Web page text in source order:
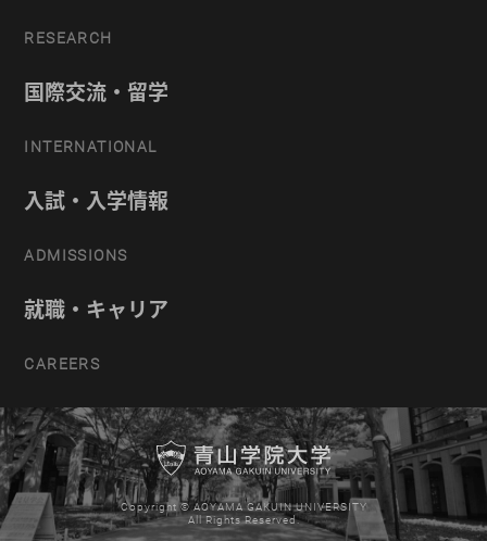
RESEARCH
国際交流・留学
INTERNATIONAL
入試・入学情報
ADMISSIONS
就職・キャリア
CAREERS
Copyright © AOYAMA GAKUIN UNIVERSITY
All Rights Reserved.